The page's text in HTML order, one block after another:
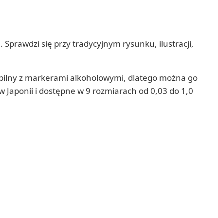
się przy tradycyjnym rysunku, ilustracji,
z markerami alkoholowymi, dlatego można go
i dostępne w 9 rozmiarach od 0,03 do 1,0